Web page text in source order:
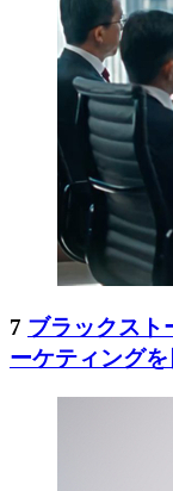
7 ブラックスト
ーケティング